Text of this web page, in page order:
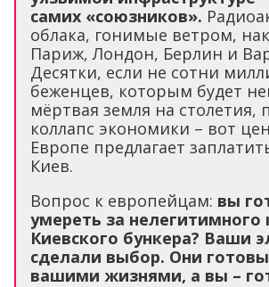
самих «союзников».
облака, гонимые ветром,
Париж, Лондон, Берлин и
Десятки, если не сотни
беженцев, которым будет
мёртвая земля на столетия,
коллапс экономики – вот
Европе предлагает
Киев.
Вопрос к европейцам: вы
умереть за нелегитимного
Киевского бункера? Ваши
сделали выбор. Они готовы
вашими жизнями, а вы –